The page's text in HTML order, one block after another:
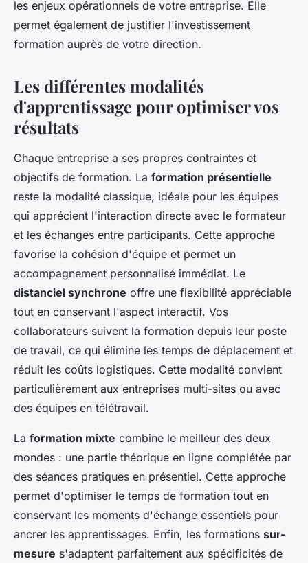
les enjeux opérationnels de votre entreprise. Elle
permet également de justifier l'investissement
formation auprès de votre direction.
Les différentes modalités
d'apprentissage pour optimiser vos
résultats
Chaque entreprise a ses propres contraintes et
objectifs de formation. La formation présentielle
reste la modalité classique, idéale pour les équipes
qui apprécient l'interaction directe avec le formateur
et les échanges entre participants. Cette approche
favorise la cohésion d'équipe et permet un
accompagnement personnalisé immédiat. Le
distanciel synchrone offre une flexibilité appréciable
tout en conservant l'aspect interactif. Vos
collaborateurs suivent la formation depuis leur poste
de travail, ce qui élimine les temps de déplacement et
réduit les coûts logistiques. Cette modalité convient
particulièrement aux entreprises multi-sites ou avec
des équipes en télétravail.
La formation mixte combine le meilleur des deux
mondes : une partie théorique en ligne complétée par
des séances pratiques en présentiel. Cette approche
permet d'optimiser le temps de formation tout en
conservant les moments d'échange essentiels pour
ancrer les apprentissages. Enfin, les formations sur-
mesure s'adaptent parfaitement aux spécificités de